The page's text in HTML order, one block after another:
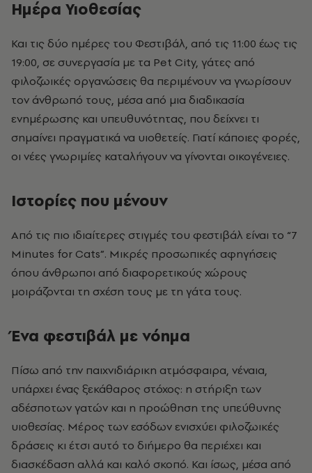
Ημέρα Υιοθεσίας
Και τις δύο ημέρες του Φεστιβάλ, από τις 11:00 έως τις
19:00, σε συνεργασία με τα Pet City, γάτες από
φιλοζωικές οργανώσεις θα περιμένουν να γνωρίσουν
τον άνθρωπό τους, μέσα από μια διαδικασία
ενημέρωσης και υπευθυνότητας, που δείχνει τι
σημαίνει πραγματικά να υιοθετείς. Γιατί κάποιες φορές,
οι νέες γνωριμίες καταλήγουν να γίνονται οικογένειες.
Ιστορίες που μένουν
Από τις πιο ιδιαίτερες στιγμές του φεστιβάλ είναι το “7
Minutes for Cats”. Μικρές προσωπικές αφηγήσεις
όπου άνθρωποι από διαφορετικούς χώρους
μοιράζονται τη σχέση τους με τη γάτα τους.
Ένα φεστιβάλ με νόημα
Πίσω από την παιχνιδιάρικη ατμόσφαιρα, νέναια,
υπάρχει ένας ξεκάθαρος στόχος: η στήριξη των
αδέσποτων γατών και η προώθηση της υπεύθυνης
υιοθεσίας. Μέρος των εσόδων ενισχύει φιλοζωικές
δράσεις κι έτσι αυτό το διήμερο θα περιέχει και
διασκέδαση αλλά και καλό σκοπό. Και ίσως, μέσα από